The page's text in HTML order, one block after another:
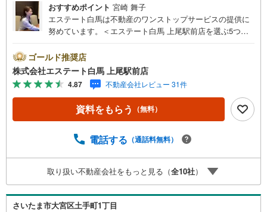
おすすめポイント 宮崎 舞子
エステート白馬は不動産のワンストップサービスの提供に
努めています。＜エステート白馬 上尾駅前店を選ぶ5つの
ーヨーカドー上尾駅前店」内に立地。2.無料駐車場完備の
お店立体駐車場は全480台収容可。駐車場完備してます。3.
大型キッズスペース当店自慢のキッズスペースをぜひご覧
ください。店内におむつ替えコーナーもご用意してます。
4.年中無休・365日営業でお手伝い営業時間:10時～20時ま
で。スピードある対応が自慢のお店です。5.提携FPへの無
ンナーと無料相談。ローン返済について、老後や学費等も
建物取引士やファイナンシャルプランナー、住宅ローンア
ドバイザーなど、専門資格を持つスタッフが多数在籍して
おります。お客様からの資料請求、お問い合わせをお待ち
しております。
ゴールド推奨店
株式会社エステート白馬 上尾駅前店
4.87 不動産会社レビュー 31件
資料をもらう （無料）
電話する （通話料無料）
取り扱い不動産会社をもっと見る（全10社）
さいたま市大宮区土手町1丁目